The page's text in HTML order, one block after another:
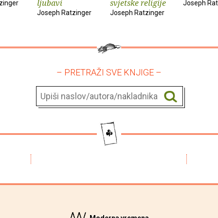
ljubavi
Joseph Ratzinger
svjetske religije
Joseph Ratzinger
Joseph
– PRETRAŽI SVE KNJIGE –